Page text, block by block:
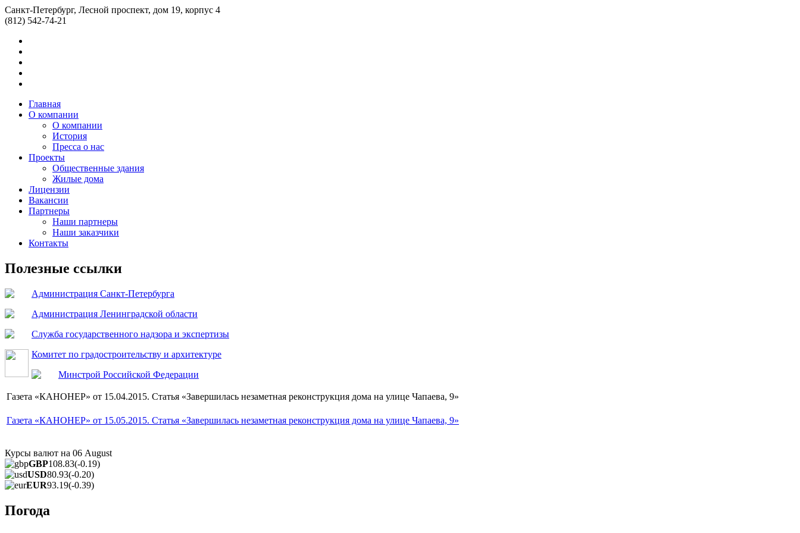
Санкт-Петербург, Лесной проспект, дом 19, корпус 4
(812) 542-74-21
Главная
О компании
О компании
История
Пресса о нас
Проекты
Общественные здания
Жилые дома
Лицензии
Вакансии
Партнеры
Наши партнеры
Наши заказчики
Контакты
Полезные ссылки
Администрация Санкт-Петербурга
Администрация Ленинградской области
Служба государственного надзора и экспертизы
Комитет по градостроительству и архитектуре
Минстрой Российской Федерации
Газета «КАНОНЕР» от 15.04.2015. Статья «Завершилась незаметная реконструкция дома на улице Чапаева, 9»
Газета «КАНОНЕР» от 15.05.2015. Статья «Завершилась незаметная реконструкция дома на улице Чапаева, 9»
Курсы валют на 06 August
GBP108.83(-0.19)
USD80.93(-0.20)
EUR93.19(-0.39)
Погода